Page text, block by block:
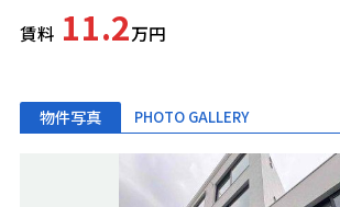
賃料 11.2万円
物件写真 PHOTO GALLERY